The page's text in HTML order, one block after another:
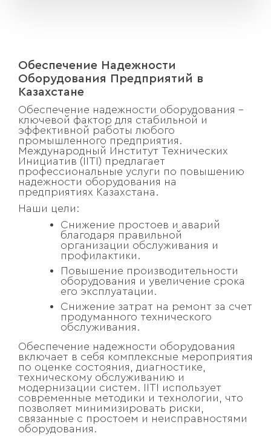
Обеспечение Надежности
Оборудования Предприятий в
Казахстане
Обеспечение надежности оборудования –
ключевой фактор для стабильной и
эффективной работы любого
промышленного предприятия.
Международный Институт Технических
Инициатив (IITI) предлагает
профессиональные услуги по повышению
надежности оборудования на
предприятиях Казахстана.
Наши цели:
Снижение простоев и аварий
благодаря правильной
организации обслуживания и
профилактики.
Повышение производительности
оборудования и увеличение срока
его эксплуатации.
Снижение затрат на ремонт за счет
продуманного технического
обслуживания.
Обеспечение надежности оборудования
включает в себя комплексные мероприятия
по оценке состояния, диагностике,
техническому обслуживанию и
модернизации систем. IITI использует
современные методики и технологии, что
позволяет минимизировать риски,
связанные с простоем и неисправностями
оборудования.